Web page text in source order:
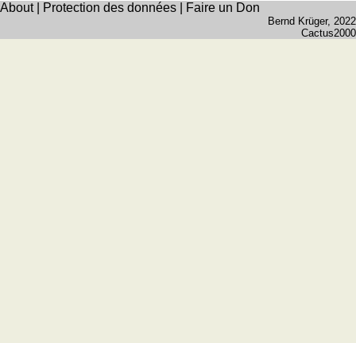
About| Protection des données Faire un Don
Bernd Krüger, 2022
Cactus2000